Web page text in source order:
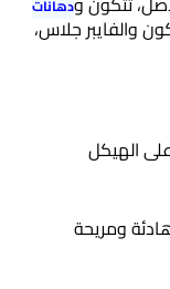
دهانات
والفايبر جلاس،
الهيكل
ومريحة